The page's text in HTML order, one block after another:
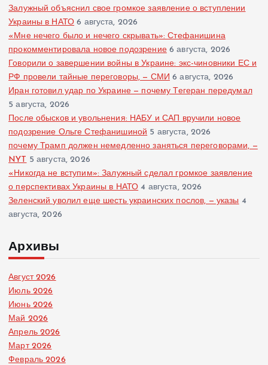
Залужный объяснил свое громкое заявление о вступлении
Украины в НАТО 6 августа, 2026
«Мне нечего было и нечего скрывать»: Стефанишина
прокомментировала новое подозрение 6 августа, 2026
Говорили о завершении войны в Украине: экс-чиновники ЕС и
РФ провели тайные переговоры, — СМИ 6 августа, 2026
Иран готовил удар по Украине — почему Тегеран передумал
5 августа, 2026
После обысков и увольнения: НАБУ и САП вручили новое
подозрение Ольге Стефанишиной 5 августа, 2026
почему Трамп должен немедленно заняться переговорами, —
NYT 5 августа, 2026
«Никогда не вступим»: Залужный сделал громкое заявление
о перспективах Украины в НАТО 4 августа, 2026
Зеленский уволил еще шесть украинских послов, — указы 4
августа, 2026
Архивы
Август 2026
Июль 2026
Июнь 2026
Май 2026
Апрель 2026
Март 2026
Февраль 2026